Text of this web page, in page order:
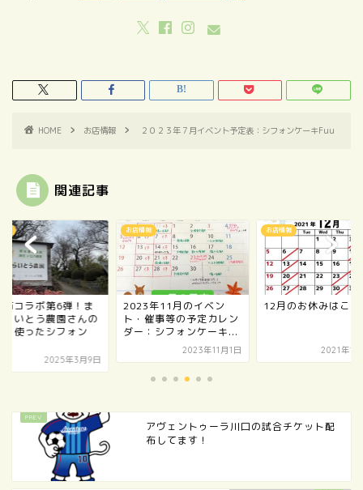
HOME お店情報 ２０２３年７月イベント予定表：シフォンケーキFuu
関連記事
市コラボ第6弾！ま
らいとう農園さんの
を使ったシフォン
2025年3月9日
お店情報
2023年11月のイベン
ト・催事等の予定カレン
ダー：シフォンケーキ...
2023年11月1日
お店情報
12月のお休みはこち
2021年12
アヴェントゥーラ川口の試合チケット配
布してます！